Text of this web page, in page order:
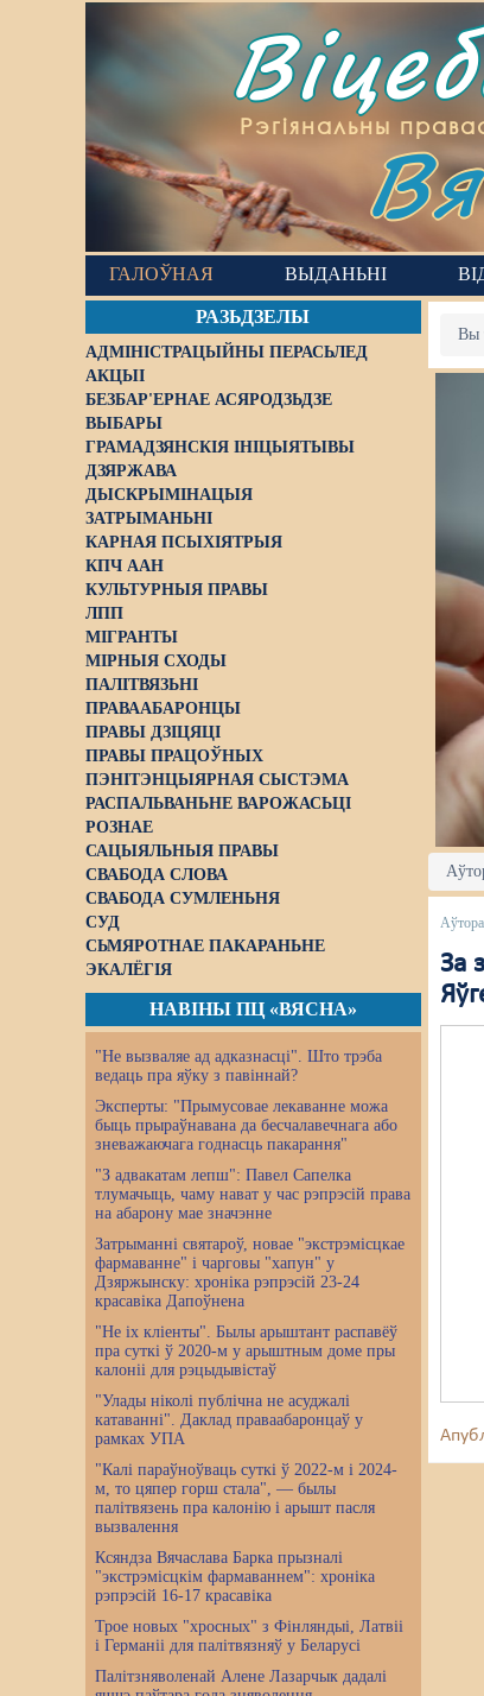
Рэгіянальны
ГАЛОЎНАЯ ВЫДАНЬНІ
РАЗЬДЗЕЛЫ
АДМІНІСТРАЦЫЙНЫ ПЕРАСЬЛЕД
АКЦЫІ
БЕЗБАР'ЕРНАЕ АСЯРОДЗЬДЗЕ
ВЫБАРЫ
ГРАМАДЗЯНСКІЯ ІНІЦЫЯТЫВЫ
ДЗЯРЖАВА
ДЫСКРЫМІНАЦЫЯ
ЗАТРЫМАНЬНІ
КАРНАЯ ПСЫХІЯТРЫЯ
КПЧ ААН
КУЛЬТУРНЫЯ ПРАВЫ
ЛПП
МІГРАНТЫ
МІРНЫЯ СХОДЫ
ПАЛІТВЯЗЬНІ
ПРАВААБАРОНЦЫ
ПРАВЫ ДЗІЦЯЦІ
ПРАВЫ ПРАЦОЎНЫХ
ПЭНІТЭНЦЫЯРНАЯ СЫСТЭМА
РАСПАЛЬВАНЬНЕ ВАРОЖАСЬЦІ
РОЗНАЕ
САЦЫЯЛЬНЫЯ ПРАВЫ
СВАБОДА СЛОВА
СВАБОДА СУМЛЕНЬНЯ
СУД
СЬМЯРОТНАЕ ПАКАРАНЬНЕ
ЭКАЛЁГІЯ
НАВІНЫ ПЦ «ВЯСНА»
"Не вызваляе ад адказнасці". Што трэба
ведаць пра яўку з павіннай?
Эксперты: "Прымусовае лекаванне можа
быць прыраўнавана да бесчалавечнага або
зневажаючага годнасць пакарання"
"З адвакатам лепш": Павел Сапелка
тлумачыць, чаму нават у час рэпрэсій права
на абарону мае значэнне
Затрыманні святароў, новае "экстрэмісцкае
фармаванне" і чарговы "хапун" у
Дзяржынску: хроніка рэпрэсій 23-24
красавіка Дапоўнена
"Не іх кліенты". Былы арыштант распавёў
пра суткі ў 2020-м у арыштным доме пры
калоніі для рэцыдывістаў
"Улады ніколі публічна не асуджалі
катаванні". Даклад праваабаронцаў у
рамках УПА
"Калі параўноўваць суткі ў 2022-м і 2024-
м, то цяпер горш стала", — былы
палітвязень пра калонію і арышт пасля
вызвалення
Ксяндза Вячаслава Барка прызналі
"экстрэмісцкім фармаваннем": хроніка
рэпрэсій 16-17 красавіка
Трое новых "хросных" з Фінляндыі, Латвіі
і Германіі для палітвязняў у Беларусі
Палітзняволенай Алене Лазарчык дадалі
Вы
За